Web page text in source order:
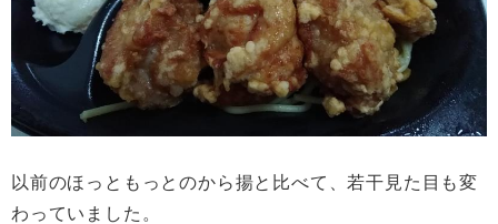
以前のほっともっとのから揚と比べて、若干見た目も変
わっていました。